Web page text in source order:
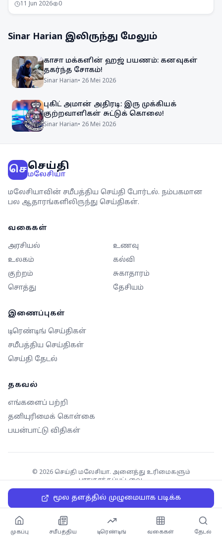
விழிப்புணர்வு அதிகரிக்கப்படும்.
11 Jun 2026 0
Sinar Harian இலிருந்து மேலும்
காசா மக்களின் ஹஜ் பயணம்: கனவுகள்
தகர்ந்த சோகம்!
Sinar Harian• 26 Mei 2026
புகிட் அமான் அதிரடி: இரு முக்கியக்
குற்றவாளிகள் சுட்டுக் கொலை!
Sinar Harian• 26 Mei 2026
மூல தளத்தில் முழுமையாக படிக்க
செசெய்தி
மலேசியா
மலேசியாவின் சமீபத்திய செய்தி போர்டல். நம்பகமான
பல ஆதாரங்களிலிருந்து செய்திகள்.
வகைகள்
அரசியல்
உணவு
உலகம்
கல்வி
குற்றம்
சுகாதாரம்
சொத்து
தேசியம்
இணைப்புகள்
டிரெண்டிங் செய்திகள்
சமீபத்திய செய்திகள்
செய்தி தேடல்
தகவல்
எங்களைப் பற்றி
தனியுரிமைக் கொள்கை
பயன்பாட்டு விதிகள்
© 2026செய்தி மலேசியா. அனைத்து உரிமைகளும்
பாதுகாக்கப்பட்டவை.
முகப்பு சமீபத்திய டிரெண்டிங் வகைகள் தேடல்